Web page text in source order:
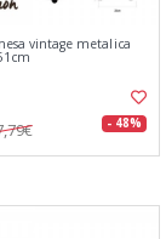
vintage metalica
- 48%